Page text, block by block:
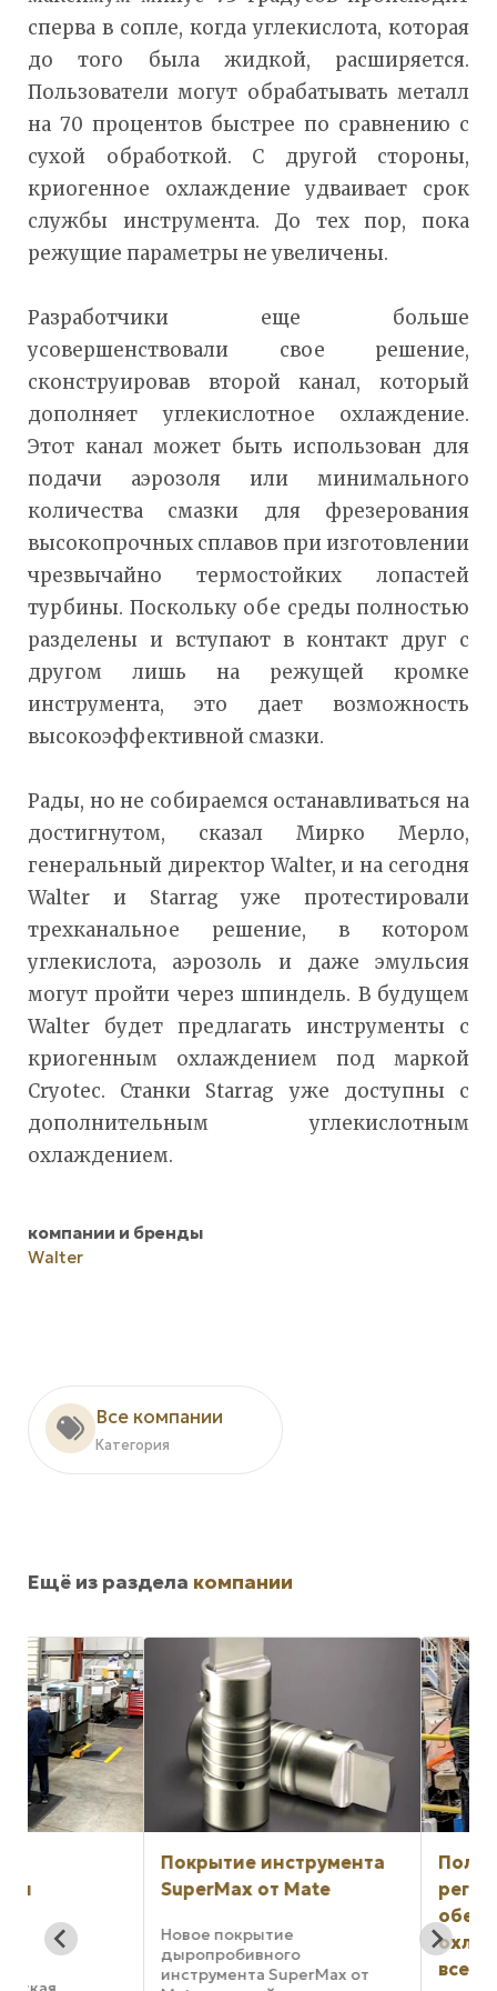
сперва в сопле, когда углекислота, которая
до того была жидкой, расширяется.
Пользователи могут обрабатывать металл
на 70 процентов быстрее по сравнению с
сухой обработкой. С другой стороны,
криогенное охлаждение удваивает срок
службы инструмента. До тех пор, пока
режущие параметры не увеличены.
Разработчики еще больше
усовершенствовали свое решение,
сконструировав второй канал, который
дополняет углекислотное охлаждение.
Этот канал может быть использован для
подачи аэрозоля или минимального
количества смазки для фрезерования
высокопрочных сплавов при изготовлении
чрезвычайно термостойких лопастей
турбины. Поскольку обе среды полностью
разделены и вступают в контакт друг с
другом лишь на режущей кромке
инструмента, это дает возможность
высокоэффективной смазки.
Рады, но не собираемся останавливаться на
достигнутом, сказал Мирко Мерло,
генеральный директор Walter, и на сегодня
Walter и Starrag уже протестировали
трехканальное решение, в котором
углекислота, аэрозоль и даже эмульсия
могут пройти через шпиндель. В будущем
Walter будет предлагать инструменты с
криогенным охлаждением под маркой
Cryotec. Станки Starrag уже доступны с
дополнительным углекислотным
охлаждением.
компании и бренды
Walter
Все компании
Категория
Ещё из раздела компании
Покрытие инструмента
SuperMax от Mate
Новое покрытие
дыропробивного
инструмента SuperMax от
Полностью
регулируемый
обеспечивает
охлаждение в
всего дня